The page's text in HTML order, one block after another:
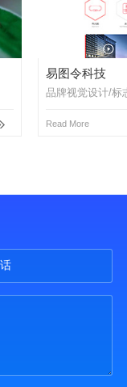
易图令科技
品牌视觉设计/标
Read More